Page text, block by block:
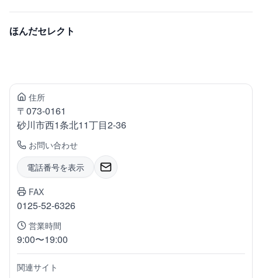
ほんだセレクト
住所
〒073-0161
砂川市西1条北11丁目2-36
お問い合わせ
電話番号を表示
FAX
0125-52-6326
営業時間
9:00〜19:00
関連サイト